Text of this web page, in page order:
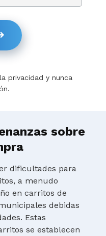
privacidad y nunca
sobre
dificultades para
a menudo
en carritos de
debidas
Estas
se establecen